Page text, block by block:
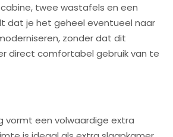
twee wastafels en een
dat je het geheel eventueel naar
zonder dat dit
direct comfortabel gebruik van te
vormt een volwaardige extra